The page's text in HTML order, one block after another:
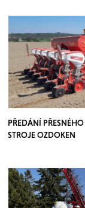
PŘEDÁNÍ
STROJE OZDOKEN